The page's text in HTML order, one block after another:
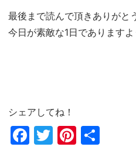
最後まで読んで頂きありがと
今日が素敵な1日でありますよ
シェアしてね！
Fac
Twi
Pin